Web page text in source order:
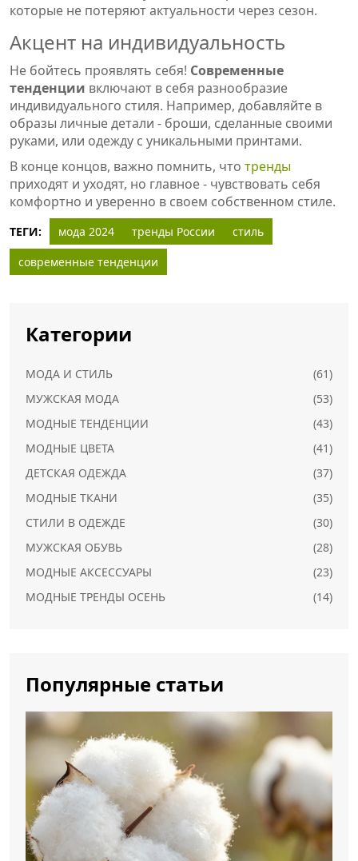
которые не потеряют актуальности через сезон.
Акцент на индивидуальность
Не бойтесь проявлять себя! Современные
тенденции включают в себя разнообразие
индивидуального стиля. Например, добавляйте в
образы личные детали - броши, сделанные своими
руками, или одежду с уникальными принтами.
В конце концов, важно помнить, что тренды
приходят и уходят, но главное - чувствовать себя
комфортно и уверенно в своем собственном стиле.
ТЕГИ: мода 2024 тренды России
стиль
современные тенденции
Категории
МОДА И СТИЛЬ
(61)
МУЖСКАЯ МОДА
(53)
МОДНЫЕ ТЕНДЕНЦИИ
(43)
МОДНЫЕ ЦВЕТА
(41)
ДЕТСКАЯ ОДЕЖДА
(37)
МОДНЫЕ ТКАНИ
(35)
СТИЛИ В ОДЕЖДЕ
(30)
МУЖСКАЯ ОБУВЬ
(28)
МОДНЫЕ АКСЕССУАРЫ
(23)
МОДНЫЕ ТРЕНДЫ ОСЕНЬ
(14)
Популярные статьи